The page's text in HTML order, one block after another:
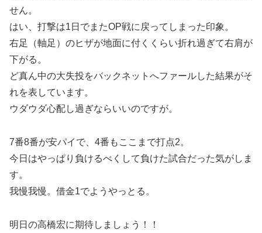
せん。
はい、打撃は1日でまたOP戦に戻ってしまった印象。
右足（軸足）のヒザが地面に付くくらい折れ過ぎて右肩が
下がる。
ど真ん中の大失投をバックネットへファールした結果がそ
れを表しています。
ウダウダ心配し過ぎならいいのですが。
7番8番が安パイで、4番もここまで打点2。
今日はやっぱり負けるべくして負けた試合だった気がしま
す。
我慢我慢。借金1でようやっとる。
明日の高橋宏に期待しましょう！！